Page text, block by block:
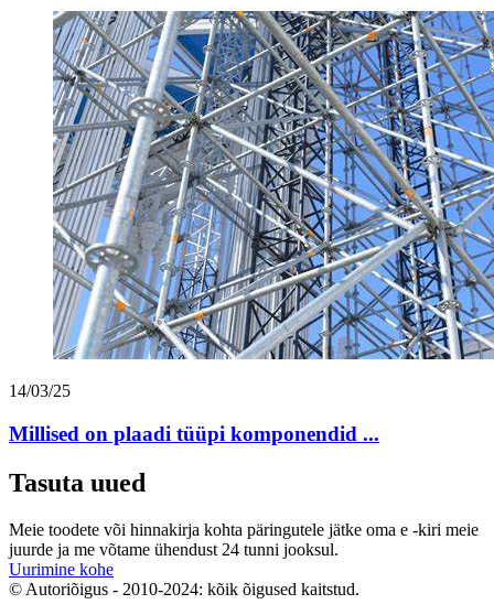
14/03/25
Millised on plaadi tüüpi komponendid ...
Tasuta uued
Meie toodete või hinnakirja kohta päringutele jätke oma e -kiri meie
juurde ja me võtame ühendust 24 tunni jooksul.
Uurimine kohe
© Autoriõigus - 2010-2024: kõik õigused kaitstud.